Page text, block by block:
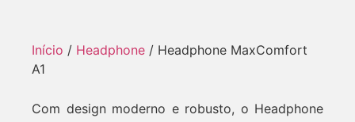
Início / Headphone / Headphone MaxComfort
A1
Com design moderno e robusto, o Headphone